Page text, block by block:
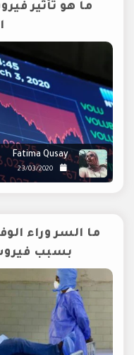
ما هو تأثير
Fatima Qusay
23/03/2020
ما السر وراء
بسبب